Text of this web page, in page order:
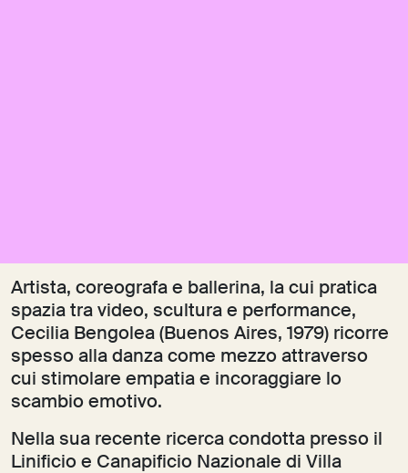
Artista, coreografa e ballerina, la cui pratica
spazia tra video, scultura e performance,
Cecilia Bengolea (Buenos Aires, 1979) ricorre
spesso alla danza come mezzo attraverso
cui stimolare empatia e incoraggiare lo
scambio emotivo.
Nella sua recente ricerca condotta presso il
Linificio e Canapificio Nazionale di Villa